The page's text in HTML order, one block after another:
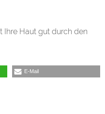
Ihre Haut gut durch den
E-Mail